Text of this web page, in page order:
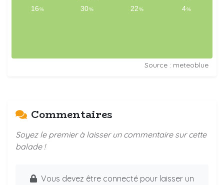
Source : meteoblue
Commentaires
Soyez le premier à laisser un commentaire sur cette
balade !
Vous devez être connecté pour laisser un